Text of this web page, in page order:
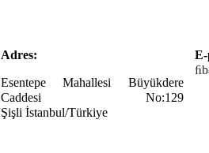
Adres:
Esentepe Mahallesi Büyükdere
Caddesi No:129
Şişli İstanbul/Türkiye
E-